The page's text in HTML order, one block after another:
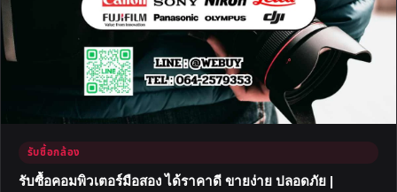
รับซื้อกล้อง
รับซื้อคอมพิวเตอร์มือสอง ได้ราคาดี ขายง่าย ปลอดภัย |